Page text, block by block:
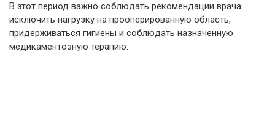
В этот период важно соблюдать рекомендации врача:
исключить нагрузку на прооперированную область,
придерживаться гигиены и соблюдать назначенную
медикаментозную терапию.